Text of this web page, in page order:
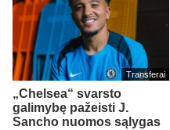
Transferai
„Chelsea“ svarsto
galimybę pažeisti J.
Sancho nuomos sąlygas